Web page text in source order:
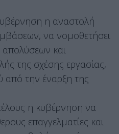
η αναστολή
να νομοθετήσει
και
της σχέσης εργασίας,
από την έναρξη της
η κυβέρνηση να
επαγγελματίες και